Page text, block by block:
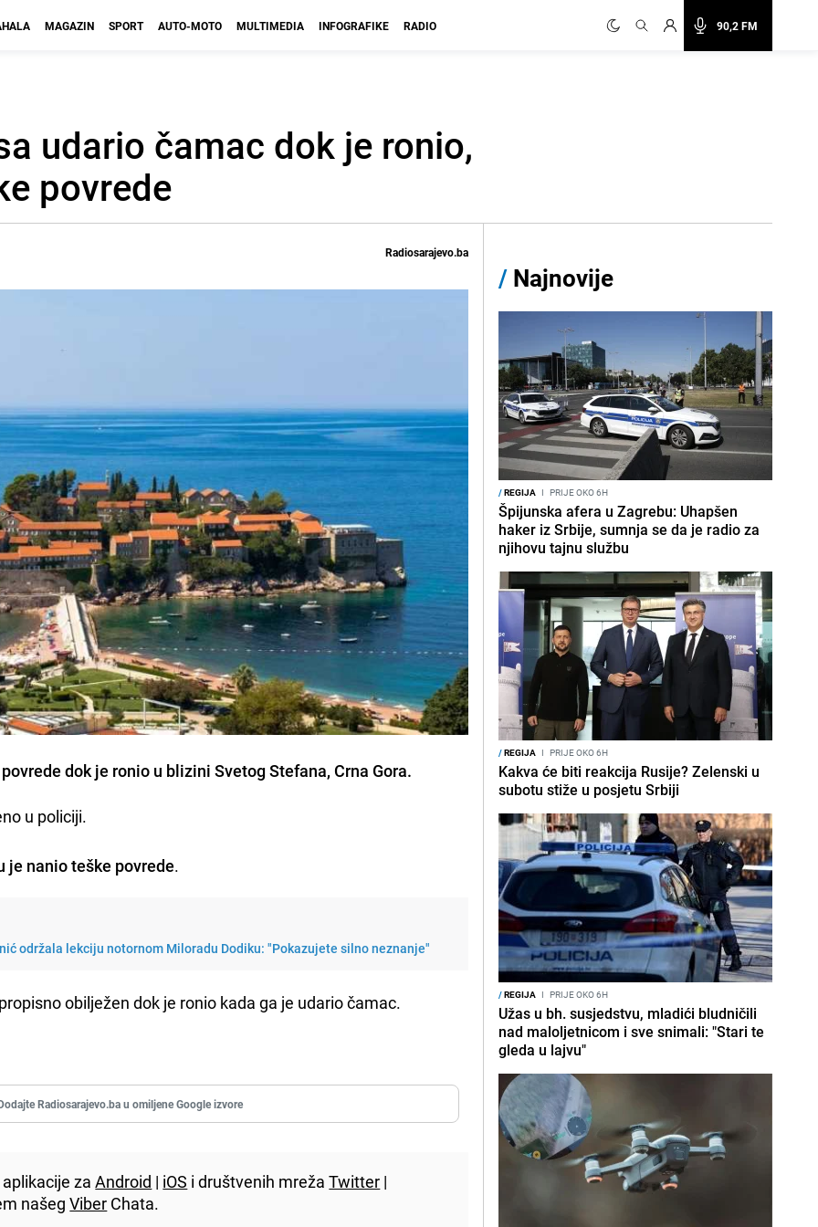
90,2 FM
MAGAZIN SPORT AUTO-MOTO MULTIMEDIA INFOGRAFIKE RADIO
udario čamac dok je ronio,
povrede
Radiosarajevo.ba
dok je ronio u blizini Svetog Stefana, Crna Gora.
u policiji.
je nanio teške povrede.
održala lekciju notornom Miloradu Dodiku: "Pokazujete silno neznanje"
obilježen dok je ronio kada ga je udario čamac.
Radiosarajevo.ba u omiljene Google izvore
zaAndroid | iOS i društvenih mrežaTwitter |
našegViber Chata.
/ Najnovije
/REGIJA I PRIJE OKO 6H
Špijunska afera u Zagrebu: Uhapšen
haker iz Srbije, sumnja se da je radio za
njihovu tajnu službu
/REGIJA I PRIJE OKO 6H
Kakva će biti reakcija Rusije? Zelenski u
subotu stiže u posjetu Srbiji
/REGIJA I PRIJE OKO 6H
Užas u bh. susjedstvu, mladići bludničili
nad maloljetnicom i sve snimali: "Stari te
gleda u lajvu"